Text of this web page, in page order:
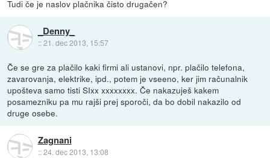
Tudi če je naslov plačnika čisto drugačen?
_Denny_
::21. dec 2013, 15:57
Če se gre za plačilo kaki firmi ali ustanovi, npr. plačilo telefona,
zavarovanja, elektrike, ipd., potem je vseeno, ker jim računalnik
upošteva samo tisti SIxx xxxxxxxx. Če nakazuješ kakem
posamezniku pa mu rajši prej sporoči, da bo dobil nakazilo od
druge osebe.
Zagnani
::24. dec 2013, 13:08